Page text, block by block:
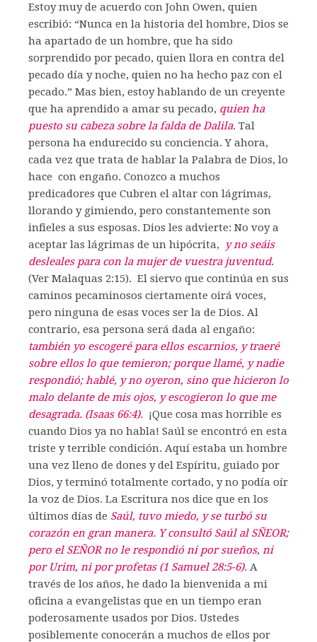
Estoy muy de acuerdo con John Owen, quien
escribió: “Nunca en la historia del hombre, Dios se
ha apartado de un hombre, que ha sido
sorprendido por pecado, quien llora en contra del
pecado día y noche, quien no ha hecho paz con el
pecado.” Mas bien, estoy hablando de un creyente
que ha aprendido a amar su pecado, quien ha
puesto su cabeza sobre la falda de Dalila. Tal
persona ha endurecido su conciencia. Y ahora,
cada vez que trata de hablar la Palabra de Dios, lo
hace con engaño. Conozco a muchos
predicadores que Cubren el altar con lágrimas,
llorando y gimiendo, pero constantemente son
infieles a sus esposas. Dios les advierte: No voy a
aceptar las lágrimas de un hipócrita, y no seáis
desleales para con la mujer de vuestra juventud.
(Ver Malaquas 2:15). El siervo que continúa en sus
caminos pecaminosos ciertamente oirá voces,
pero ninguna de esas voces ser la de Dios. Al
contrario, esa persona será dada al engaño:
también yo escogeré para ellos escarnios, y traeré
sobre ellos lo que temieron; porque llamé, y nadie
respondió; hablé, y no oyeron, sino que hicieron lo
malo delante de mis ojos, y escogieron lo que me
desagrada. (Isaas 66:4). ¡Que cosa mas horrible es
cuando Dios ya no habla! Saúl se encontró en esta
triste y terrible condición. Aquí estaba un hombre
una vez lleno de dones y del Espíritu, guiado por
Dios, y terminó totalmente cortado, y no podía oír
la voz de Dios. La Escritura nos dice que en los
últimos días de Saúl, tuvo miedo, y se turbó su
corazón en gran manera. Y consultó Saúl al SÑEOR;
pero el SEÑOR no le respondió ni por sueños, ni
por Urim, ni por profetas (1 Samuel 28:5-6). A
través de los años, he dado la bienvenida a mi
oficina a evangelistas que en un tiempo eran
poderosamente usados por Dios. Ustedes
posiblemente conocerán a muchos de ellos por